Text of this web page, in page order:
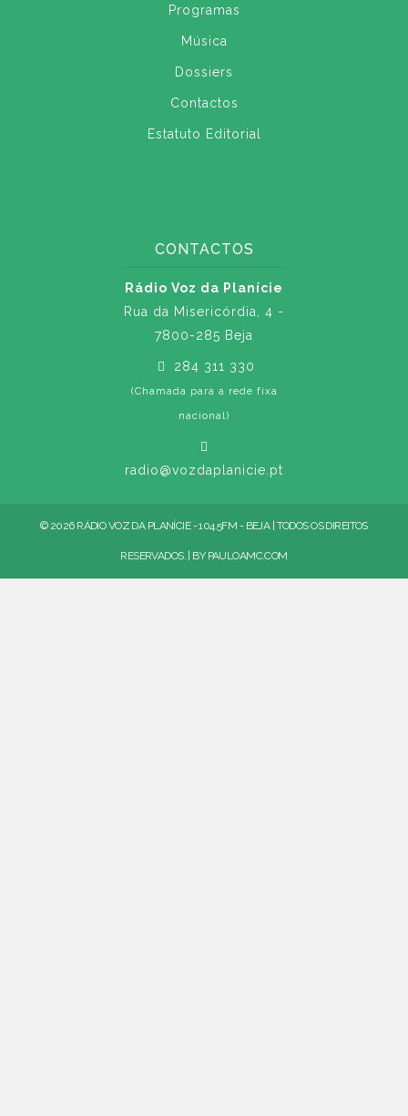
Programas
Música
Dossiers
Contactos
Estatuto Editorial
CONTACTOS
Rádio Voz da Planície
Rua da Misericórdia, 4 -
7800-285 Beja
284 311 330
(Chamada para a rede fixa
nacional)
radio@vozdaplanicie.pt
© 2026 RÁDIO VOZ DA PLANÍCIE - 104.5FM - BEJA | TODOS OS DIREITOS
RESERVADOS. | BY PAULOAMC.COM